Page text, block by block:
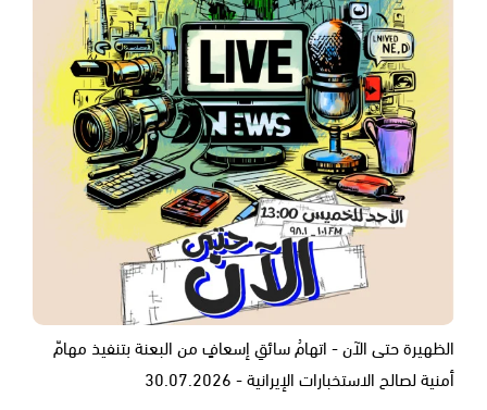
الظهيرة حتى الآن - اتهامُ سائقِ إسعافٍ من البعنة بتنفيذ مهامّ
أمنية لصالح الاستخبارات الإيرانية - 30.07.2026